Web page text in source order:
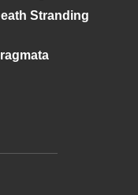
Stranding